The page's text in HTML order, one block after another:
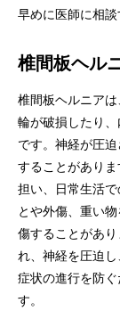
早めに医師に相談
椎間板ヘル
椎間板ヘルニア
輪が破損したり
です。神経が圧
することがあり
担い、日常生活
とや外傷、重い
傷することがあ
れ、神経を圧迫し
症状の進行を防
す。